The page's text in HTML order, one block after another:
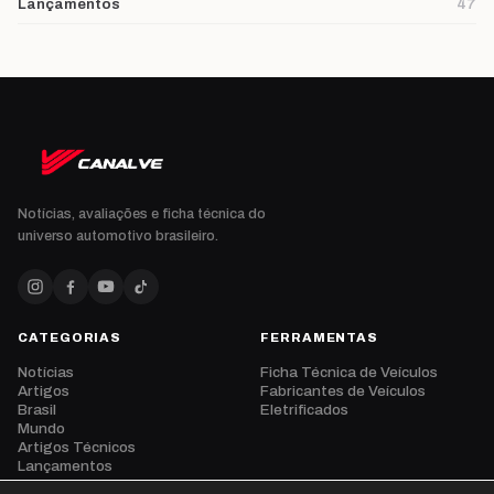
Lançamentos 47
Notícias, avaliações e ficha técnica do
universo automotivo brasileiro.
CATEGORIAS
Notícias
Artigos
Brasil
Mundo
Artigos Técnicos
Lançamentos
Eventos
FERRAMENTAS
Ficha Técnica de Veículos
Fabricantes de Veículos
Eletrificados